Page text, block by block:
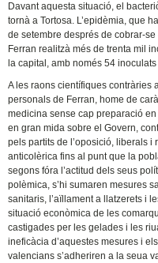
Davant aquesta situació, el
tornà a Tortosa. L’epidèmia, que
de setembre després de cobrar-
Ferran realitzà més de trenta mil
la capital, amb només 54
A les raons científiques contràries
personals de Ferran, home de
medicina sense cap preparació
en gran mida sobre el Govern,
pels partits de l’oposició, liberals
anticolèrica fins al punt que la
segons fóra l’actitud dels seus
polèmica, s’hi sumaren mesures
sanitaris, l’aïllament a llatzerets i
situació econòmica de les
castigades per les gelades i les
ineficàcia d’aquestes mesures i
valencians s’adheriren a la seua